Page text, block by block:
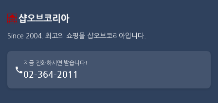
Since 2004. 최고의 쇼핑몰 샵오브코리아입니다.
지금 전화하시면 받습니다!
02-364-2011